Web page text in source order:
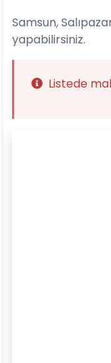
Samsun,
yapabilirsiniz.
Listede